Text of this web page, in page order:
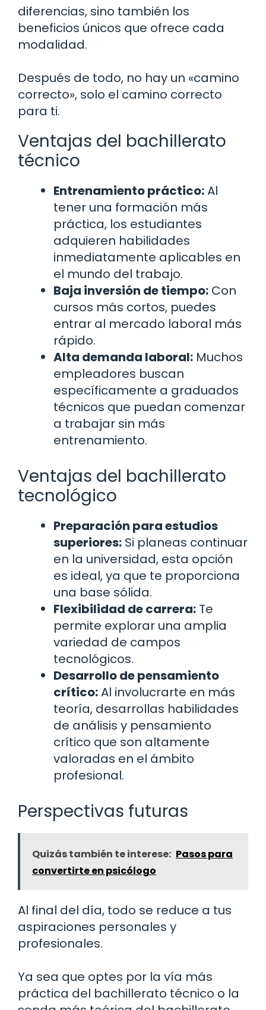
diferencias, sino también los
beneficios únicos que ofrece cada
modalidad.
Después de todo, no hay un «camino
correcto», solo el camino correcto
para ti.
Ventajas del bachillerato
técnico
Entrenamiento práctico:Al
tener una formación más
práctica, los estudiantes
adquieren habilidades
inmediatamente aplicables en
el mundo del trabajo.
Baja inversión de tiempo: Con
cursos más cortos, puedes
entrar al mercado laboral más
rápido.
Alta demanda laboral: Muchos
empleadores buscan
específicamente a graduados
técnicos que puedan comenzar
a trabajar sin más
entrenamiento.
Ventajas del bachillerato
tecnológico
Preparación para estudios
superiores: Si planeas continuar
en la universidad, esta opción
es ideal, ya que te proporciona
una base sólida.
Flexibilidad de carrera: Te
permite explorar una amplia
variedad de campos
tecnológicos.
Desarrollo de pensamiento
crítico:Al involucrarte en más
teoría, desarrollas habilidades
de análisis y pensamiento
crítico que son altamente
valoradas en el ámbito
profesional.
Perspectivas futuras
Quizás también te interese: Pasos para
convertirte en psicólogo
Al final del día, todo se reduce a tus
aspiraciones personales y
profesionales.
Ya sea que optes por la vía más
práctica del bachillerato técnico o la